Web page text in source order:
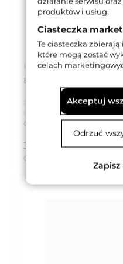
Kod produktu: 009SW-
BLOKADA WC
Seria produktu:
LC
Dostępność:
Na
Czas dostawy: Do 8
381,47 złbrutto (z VAT
Cena za:
produktów i usług.
Ciasteczka
Te ciasteczka
które mogą zostać
celach
Akceptuj
Odrzuć